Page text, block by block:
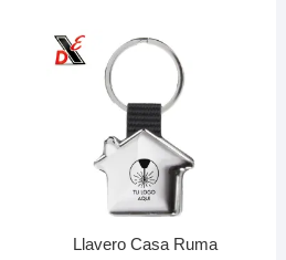
Llavero Casa Ruma